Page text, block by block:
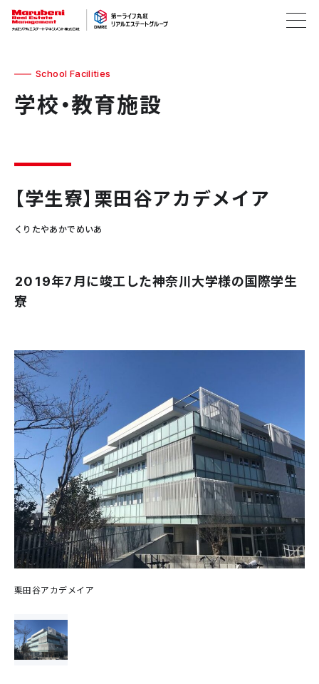
School Facilities
学校・教育施設
【学生寮】栗田谷アカデメイア
くりたやあかでめいあ
2019年7月に竣工した神奈川大学様の国際学生
寮
栗田谷アカデメイア